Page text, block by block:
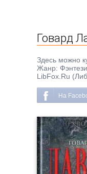
Говард
Здесь можно
Жанр:
LibFox.Ru
На